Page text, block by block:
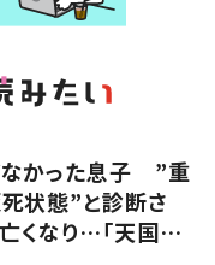
かった息子 ”重
状態”と診断さ
くなり…「天国の